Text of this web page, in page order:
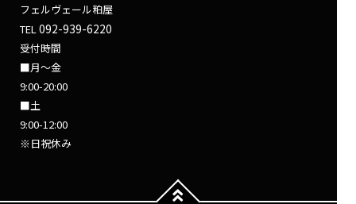
フェルヴェール粕屋
TEL092-939-6220
受付時間
■月～金
9:00-20:00
■土
9:00-12:00
※日祝休み